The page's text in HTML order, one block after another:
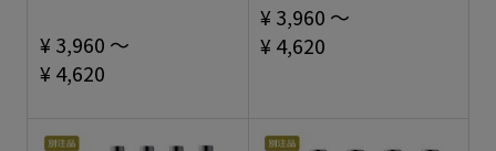
¥ 3,960 ～
¥ 4,620
¥ 3,960 ～
¥ 4,620